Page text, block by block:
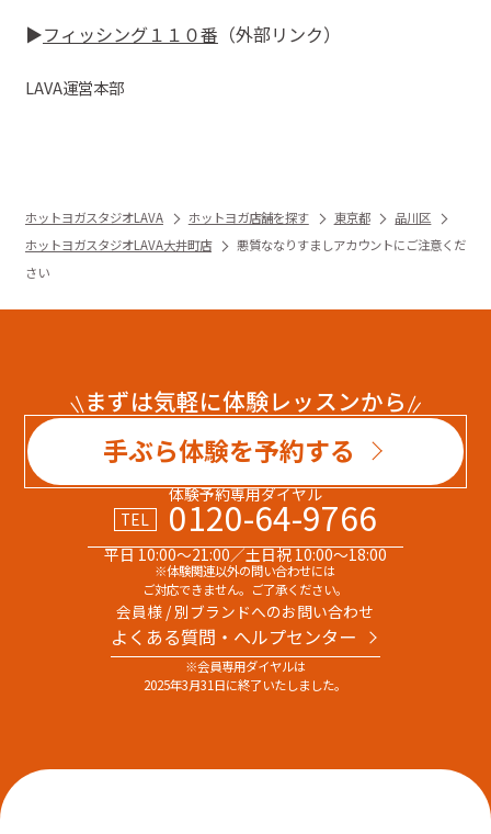
▶︎フィッシング１１０番 （外部リンク）
LAVA運営本部
ホットヨガスタジオLAVA ホットヨガ店舗を探す 東京都
品川区
ホットヨガスタジオLAVA大井町店
悪質ななりすましアカウントにご注意くだ
さい
まずは気軽に体験レッスンから
手ぶら体験を予約する
体験予約専用ダイヤル
TEL
0120-64-9766
平日 10:00～21:00／土日祝 10:00～18:00
※体験関連以外の問い合わせには
ご対応できません。ご了承ください。
会員様 / 別ブランドへのお問い合わせ
よくある質問・へルプセンター
※会員専用ダイヤルは
2025年3月31日に終了いたしました。